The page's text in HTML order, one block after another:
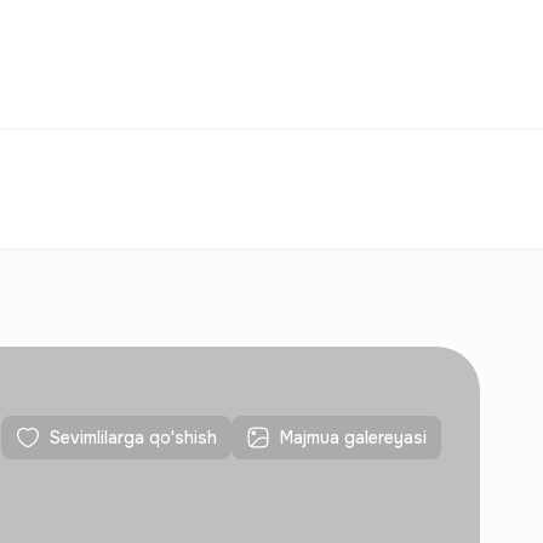
Sevimlilarga qo'shish Majmua galereyasi